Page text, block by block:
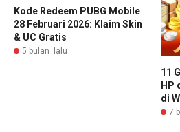
Kode Redeem PUBG Mobile
28 Februari 2026: Klaim Skin
& UC Gratis
5 bulan lalu
11
HP
di
7